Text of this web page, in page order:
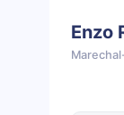
Enzo